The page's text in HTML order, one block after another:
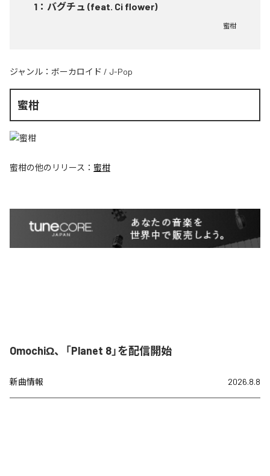
1 ： バグチュ (feat. Ci flower)
蜜柑
ジャンル： ボーカロイド / J-Pop
蜜柑
蜜柑の他のリリース： 蜜柑
OmochiΩ、「Planet 8」を配信開始
新曲情報 2026.8.8